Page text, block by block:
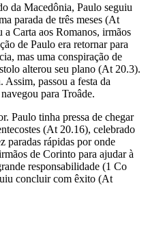
da Macedônia, Paulo seguiu
parada de três meses (At
a Carta aos Romanos, irmãos
de Paulo era retornar para
mas uma conspiração de
alterou seu plano (At 20.3).
passou a festa da
para Troâde.
Paulo tinha pressa de chegar
(At 20.16), celebrado
paradas rápidas por onde
de Corinto para ajudar à
responsabilidade (1 Co
concluir com êxito (At